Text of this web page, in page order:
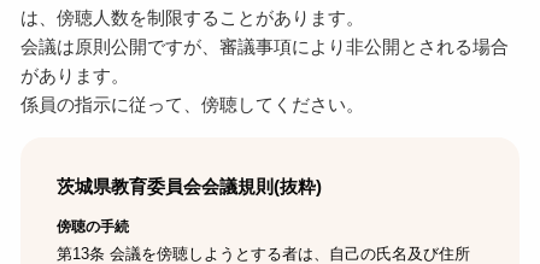
は、傍聴人数を制限することがあります。
会議は原則公開ですが、審議事項により非公開とされる場合
があります。
係員の指示に従って、傍聴してください。
茨城県教育委員会会議規則(抜粋)
傍聴の手続
第13条 会議を傍聴しようとする者は、自己の氏名及び住所